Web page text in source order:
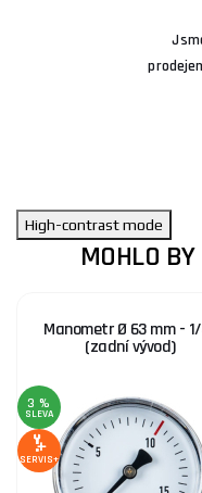
High-contrast mode
MOHLO
Manometr Ø 63 mm -
(zadní vývod)
3 %
SLEVA
SERVIS+